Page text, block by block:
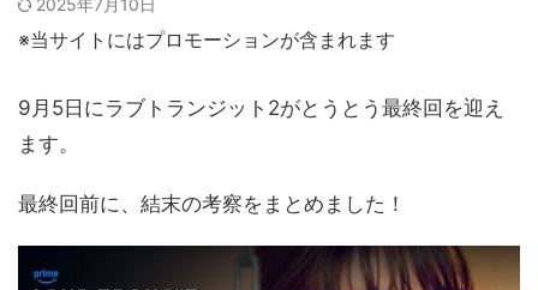
2025年7月10日
※当サイトにはプロモーションが含まれます
9月5日にラブトランジット2がとうとう最終回を迎え
ます。
最終回前に、結末の考察をまとめました！